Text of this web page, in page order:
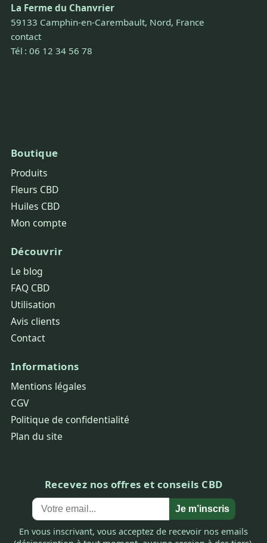
La Ferme du Chanvrier
59133 Camphin-en-Carembault, Nord, France
contact
Tél : 06 12 34 56 78
Boutique
Produits
Fleurs CBD
Huiles CBD
Mon compte
Découvrir
Le blog
FAQ CBD
Utilisation
Avis clients
Contact
Informations
Mentions légales
CGV
Politique de confidentialité
Plan du site
Recevez nos offres et conseils CBD
Je m’inscris
En vous inscrivant, vous acceptez de recevoir nos emails